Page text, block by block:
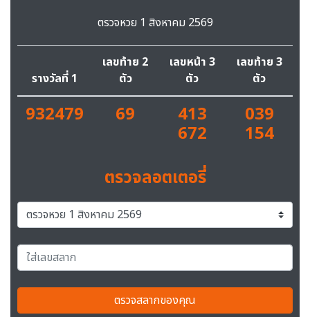
ตรวจหวย 1 สิงหาคม 2569
รางวัลที่ 1
เลขท้าย 2
ตัว
เลขหน้า 3
ตัว
เลขท้าย 3
ตัว
932479 69 413
672
039
154
ตรวจลอตเตอรี่
ตรวจสลากของคุณ